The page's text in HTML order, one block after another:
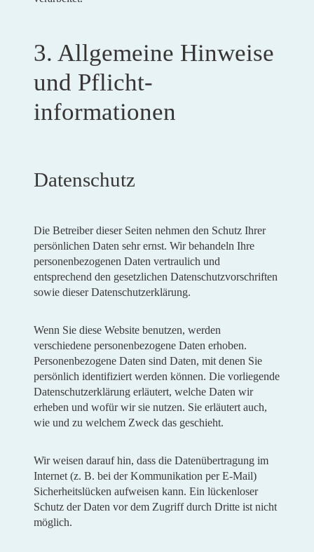
3. Allgemeine Hinweise
und Pflicht­
informationen
Datenschutz
Die Betreiber dieser Seiten nehmen den Schutz Ihrer
persönlichen Daten sehr ernst. Wir behandeln Ihre
personenbezogenen Daten vertraulich und
entsprechend den gesetzlichen Datenschutzvorschriften
sowie dieser Datenschutzerklärung.
Wenn Sie diese Website benutzen, werden
verschiedene personenbezogene Daten erhoben.
Personenbezogene Daten sind Daten, mit denen Sie
persönlich identifiziert werden können. Die vorliegende
Datenschutzerklärung erläutert, welche Daten wir
erheben und wofür wir sie nutzen. Sie erläutert auch,
wie und zu welchem Zweck das geschieht.
Wir weisen darauf hin, dass die Datenübertragung im
Internet (z. B. bei der Kommunikation per E-Mail)
Sicherheitslücken aufweisen kann. Ein lückenloser
Schutz der Daten vor dem Zugriff durch Dritte ist nicht
möglich.